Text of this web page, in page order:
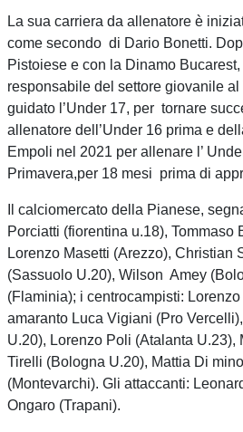
La sua carriera da allenatore è
come secondo di Dario Bonetti.
Pistoiese e con la Dinamo
responsabile del settore giovanile
guidato l’Under 17, per tornare
allenatore dell’Under 16 prima e
Empoli nel 2021 per allenare l’
Primavera,per 18 mesi prima di
Il calciomercato della Pianese,
Porciatti (fiorentina u.18),
Lorenzo Masetti (Arezzo), Christian
(Sassuolo U.20), Wilson Amey
(Flaminia); i centrocampisti:
amaranto Luca Vigiani (Pro
U.20), Lorenzo Poli (Atalanta U.23),
Tirelli (Bologna U.20), Mattia Di
(Montevarchi). Gli attaccanti:
Ongaro (Trapani).